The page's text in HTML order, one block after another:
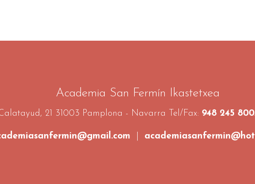
Academia San Fermín Ikastetxea
21 31003 Pamplona - Navarra Tel/Fax: 948 245 800